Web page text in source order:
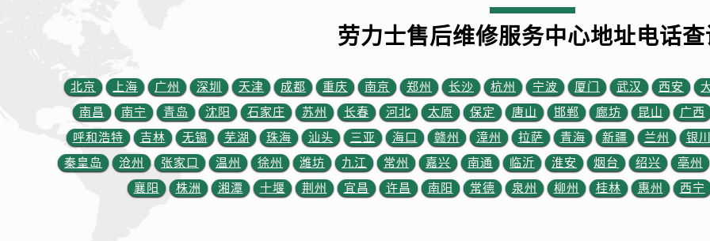
河北省保定市竞秀区朝阳北大街北国先天下劳力士售后服务中心（需提前预约）
内蒙古自治区阿拉善盟市左旗土尔扈特大街劳力士售后服务中心（需提前预约）
内蒙古自治区巴彦淖尔市临河区新华街劳力士售后服务中心（需提前预约）
内蒙古自治区赤峰市红山区哈达街劳力士售后服务中心（需提前预约）
内蒙古自治区鄂尔多斯市东胜区伊金霍洛街劳力士售后服务中心（需提前预约）
内蒙古自治区呼伦贝尔市海拉尔区中央街劳力士售后服务中心（需提前预约）
内蒙古自治区通辽市科尔沁区明仁大街劳力士售后服务中心（需提前预约）
内蒙古自治区乌海市海勃湾区人民南路劳力士售后服务中心（需提前预约）
劳力士售后维修服务中心地址电话查
北京 上海 广州 深圳 天津 成都 重庆 南京 郑州 长沙 杭州 宁波 厦门 武汉 西安
南昌
南宁 青岛 沈阳 石家庄 苏州 长春 河北 太原 保定 唐山 邯郸 廊坊 昆山
广西
呼和浩特
吉林 无锡 芜湖 珠海 汕头 三亚 海口 赣州 漳州 拉萨 青海 新疆 兰州
银
秦皇岛
沧州 张家口 温州 徐州 潍坊 九江 常州 嘉兴 南通 临沂 淮安 烟台 绍兴
亳州
襄阳
株洲 湘潭 十堰 荆州 宜昌 许昌 南阳 常德 泉州 柳州 桂林 惠州 西宁